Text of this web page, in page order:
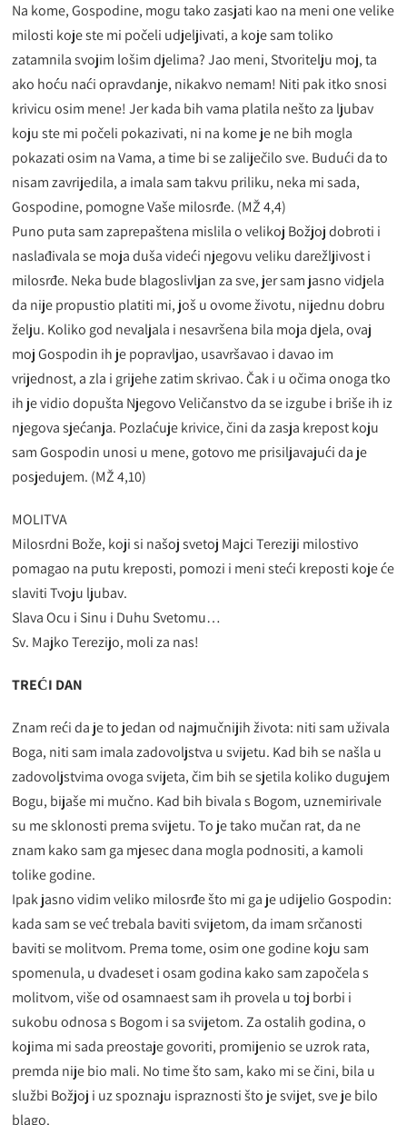
Na kome, Gospodine, mogu tako zasjati kao na meni one velike
milosti koje ste mi počeli udjeljivati, a koje sam toliko
zatamnila svojim lošim djelima? Jao meni, Stvoritelju moj, ta
ako hoću naći opravdanje, nikakvo nemam! Niti pak itko snosi
krivicu osim mene! Jer kada bih vama platila nešto za ljubav
koju ste mi počeli pokazivati, ni na kome je ne bih mogla
pokazati osim na Vama, a time bi se zaliječilo sve. Budući da to
nisam zavrijedila, a imala sam takvu priliku, neka mi sada,
Gospodine, pomogne Vaše milosrđe. (MŽ 4,4)
Puno puta sam zaprepaštena mislila o velikoj Božjoj dobroti i
naslađivala se moja duša videći njegovu veliku darežljivost i
milosrđe. Neka bude blagoslivljan za sve, jer sam jasno vidjela
da nije propustio platiti mi, još u ovome životu, nijednu dobru
želju. Koliko god nevaljala i nesavršena bila moja djela, ovaj
moj Gospodin ih je popravljao, usavršavao i davao im
vrijednost, a zla i grijehe zatim skrivao. Čak i u očima onoga tko
ih je vidio dopušta Njegovo Veličanstvo da se izgube i briše ih iz
njegova sjećanja. Pozlaćuje krivice, čini da zasja krepost koju
sam Gospodin unosi u mene, gotovo me prisiljavajući da je
posjedujem. (MŽ 4,10)
MOLITVA
Milosrdni Bože, koji si našoj svetoj Majci Tereziji milostivo
pomagao na putu kreposti, pomozi i meni steći kreposti koje će
slaviti Tvoju ljubav.
Slava Ocu i Sinu i Duhu Svetomu…
Sv. Majko Terezijo, moli za nas!
TREĆI DAN
Znam reći da je to jedan od najmučnijih života: niti sam uživala
Boga, niti sam imala zadovoljstva u svijetu. Kad bih se našla u
zadovoljstvima ovoga svijeta, čim bih se sjetila koliko dugujem
Bogu, bijaše mi mučno. Kad bih bivala s Bogom, uznemirivale
su me sklonosti prema svijetu. To je tako mučan rat, da ne
znam kako sam ga mjesec dana mogla podnositi, a kamoli
tolike godine.
Ipak jasno vidim veliko milosrđe što mi ga je udijelio Gospodin:
kada sam se već trebala baviti svijetom, da imam srčanosti
baviti se molitvom. Prema tome, osim one godine koju sam
spomenula, u dvadeset i osam godina kako sam započela s
molitvom, više od osamnaest sam ih provela u toj borbi i
sukobu odnosa s Bogom i sa svijetom. Za ostalih godina, o
kojima mi sada preostaje govoriti, promijenio se uzrok rata,
premda nije bio mali. No time što sam, kako mi se čini, bila u
službi Božjoj i uz spoznaju ispraznosti što je svijet, sve je bilo
blago.